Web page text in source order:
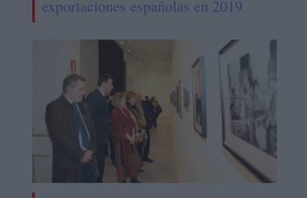
exportaciones españolas en 2019